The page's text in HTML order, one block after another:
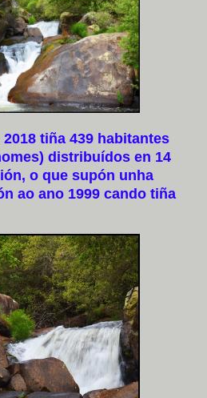
tiña 439 habitantes
distribuídos en 14
o que supón unha
ao ano 1999 cando tiña